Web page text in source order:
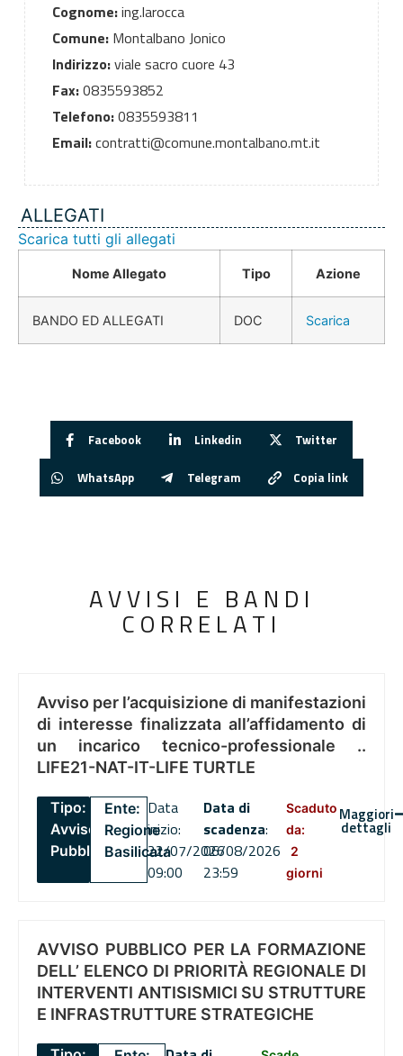
Cognome:ing.larocca
Comune:Montalbano Jonico
Indirizzo:viale sacro cuore 43
Fax:0835593852
Telefono:0835593811
Email:contratti@comune.montalbano.mt.it
ALLEGATI
Scarica tutti gli allegati
Nome Allegato Tipo Azione
BANDO ED ALLEGATI DOC Scarica
Facebook Linkedin Twitter
WhatsApp Telegram Copia link
AVVISI E BANDI
CORRELATI
Avviso per l’acquisizione di manifestazioni
di interesse finalizzata all’affidamento di
un incarico tecnico-professionale ..
LIFE21-NAT-IT-LIFE TURTLE
Tipo:
Avviso
Pubblico
Ente:
Regione
Basilicata
Data
inizio:
22/07/2026
09:00
Data di
scadenza:
06/08/2026
23:59
Scaduto
da:
2
giorni
Maggiori
dettagli
AVVISO PUBBLICO PER LA FORMAZIONE
DELL’ ELENCO DI PRIORITÀ REGIONALE DI
INTERVENTI ANTISISMICI SU STRUTTURE
E INFRASTRUTTURE STRATEGICHE